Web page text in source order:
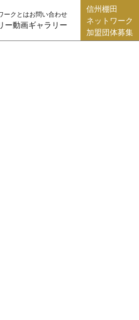
ークとはお問い合わせ
ー動画ギャラリー
信州棚田
ネットワーク
加盟団体募集